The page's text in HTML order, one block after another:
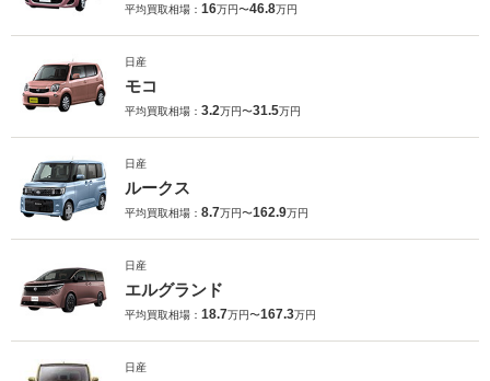
平均買取相場： 16万円〜46.8万円
日産
モコ
平均買取相場： 3.2万円〜31.5万円
日産
ルークス
平均買取相場： 8.7万円〜162.9万円
日産
エルグランド
平均買取相場： 18.7万円〜167.3万円
日産